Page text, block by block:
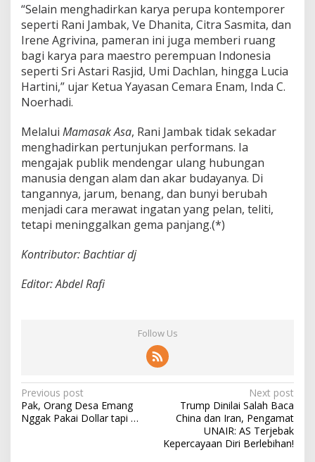
“Selain menghadirkan karya perupa kontemporer
seperti Rani Jambak, Ve Dhanita, Citra Sasmita, dan
Irene Agrivina, pameran ini juga memberi ruang
bagi karya para maestro perempuan Indonesia
seperti Sri Astari Rasjid, Umi Dachlan, hingga Lucia
Hartini,” ujar Ketua Yayasan Cemara Enam, Inda C.
Noerhadi.
Melalui Mamasak Asa, Rani Jambak tidak sekadar
menghadirkan pertunjukan performans. Ia
mengajak publik mendengar ulang hubungan
manusia dengan alam dan akar budayanya. Di
tangannya, jarum, benang, dan bunyi berubah
menjadi cara merawat ingatan yang pelan, teliti,
tetapi meninggalkan gema panjang.(*)
Kontributor: Bachtiar dj
Editor: Abdel Rafi
Follow Us
P
o
Previous post
Pak, Orang Desa Emang
Nggak Pakai Dollar tapi …
Next post
Trump Dinilai Salah Baca
China dan Iran, Pengamat
UNAIR: AS Terjebak
Kepercayaan Diri Berlebihan!